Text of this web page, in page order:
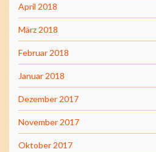
April 2018
März 2018
Februar 2018
Januar 2018
Dezember 2017
November 2017
Oktober 2017